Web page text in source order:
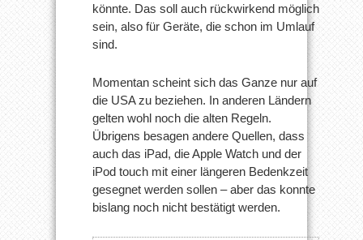
könnte. Das soll auch rückwirkend möglich
sein, also für Geräte, die schon im Umlauf
sind.
Momentan scheint sich das Ganze nur auf
die USA zu beziehen. In anderen Ländern
gelten wohl noch die alten Regeln.
Übrigens besagen andere Quellen, dass
auch das iPad, die Apple Watch und der
iPod touch mit einer längeren Bedenkzeit
gesegnet werden sollen – aber das konnte
bislang noch nicht bestätigt werden.